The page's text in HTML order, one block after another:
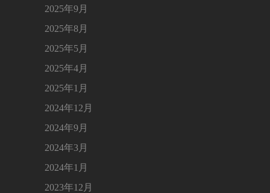
2025年9月
2025年8月
2025年5月
2025年4月
2025年1月
2024年12月
2024年9月
2024年3月
2024年1月
2023年12月